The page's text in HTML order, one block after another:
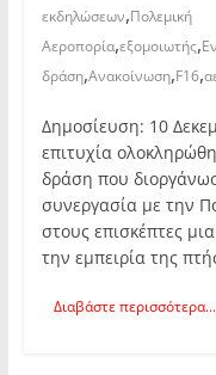
εκδηλώσεων,Πολεμική
Αεροπορία,εξομοιωτής,
δράση,Ανακοίνωση,F16,
Δημοσίευση: 10
επιτυχία
δράση που
συνεργασία με την
στους επισκέπτες
την εμπειρία της
Διαβάστε περισσότερα...